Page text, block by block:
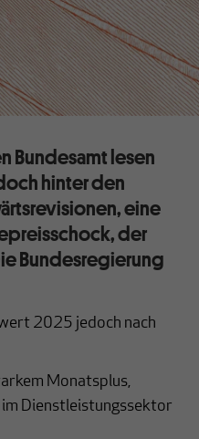
Bundesamt lesen
hinter den
eine
der
Bundesregierung
2025 jedoch nach
Monatsplus,
Dienstleistungssektor